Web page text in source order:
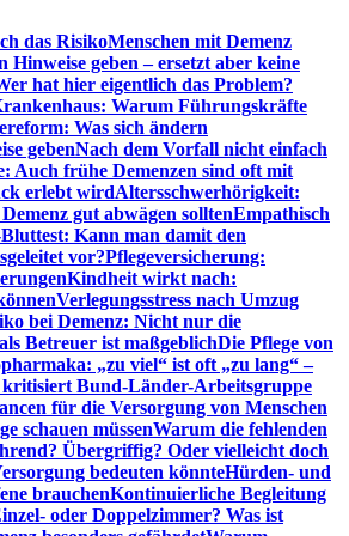
das RisikoMenschen mit Demenz
Hinweise geben – ersetzt aber keine
hat hier eigentlich das Problem?
Warum Führungskräfte
Was sich ändern
gebenNach dem Vorfall nicht einfach
Auch frühe Demenzen sind oft mit
erlebt wirdAltersschwerhörigkeit:
gut abwägen solltenEmpathisch
Kann man damit den
vor?Pflegeversicherung:
Kindheit wirkt nach:
Verlegungsstress nach Umzug
bei Demenz: Nicht nur die
Betreuer ist maßgeblichDie Pflege von
„zu viel“ ist oft „zu lang“ –
Bund-Länder-Arbeitsgruppe
für die Versorgung von Menschen
schauen müssenWarum die fehlenden
Übergriffig? Oder vielleicht doch
bedeuten könnteHürden- und
brauchenKontinuierliche Begleitung
oder Doppelzimmer? Was ist